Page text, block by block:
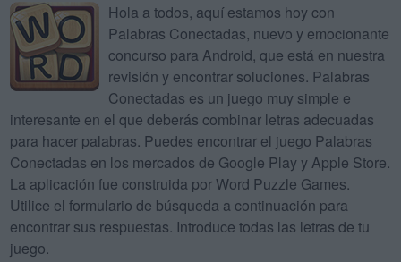
Hola a todos, aquí estamos hoy con
Palabras Conectadas, nuevo y emocionante
concurso para Android, que está en nuestra
revisión y encontrar soluciones. Palabras
Conectadas es un juego muy simple e
interesante en el que deberás combinar letras adecuadas
para hacer palabras. Puedes encontrar el juego Palabras
Conectadas en los mercados de Google Play y Apple Store.
La aplicación fue construida por Word Puzzle Games.
Utilice el formulario de búsqueda a continuación para
encontrar sus respuestas. Introduce todas las letras de tu
juego.